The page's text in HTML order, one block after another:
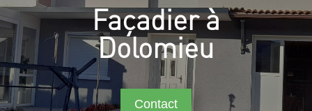
Façadier à
Dolomieu
Contact